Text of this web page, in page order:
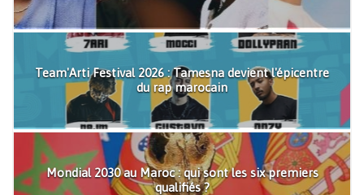
Team'Arti Festival 2026 : Tamesna devient l'épicentre
du rap marocain
Mondial 2030 au Maroc : qui sont les six premiers
qualifiés ?